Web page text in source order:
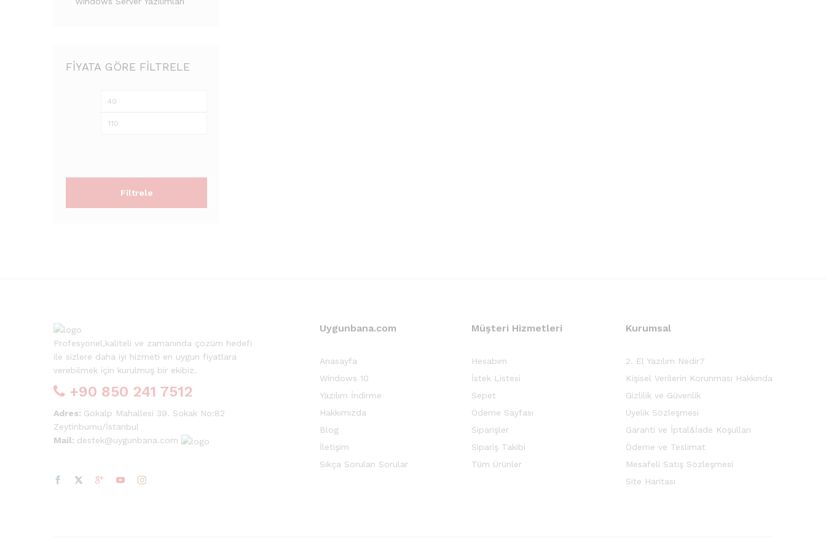
FIYATA GÖRE FILTRELE
Filtrele
Profesyonel,kaliteli ve zamanında çözüm hedefi
ile sizlere daha iyi hizmeti en uygun fiyatlara
verebilmek için kurulmuş bir ekibiz.
+90 850 241 7512
Adres: Gökalp Mahallesi 39. Sokak No:82
Zeytinburnu/İstanbul
Mail: destek@uygunbana.com
Uygunbana.com
Anasayfa
Windows 10
Yazılım İndirme
Hakkımızda
Blog
İletişim
Sıkça Sorulan Sorular
Müşteri Hizmetleri
Hesabım
İstek Listesi
Sepet
Ödeme Sayfası
Siparişler
Sipariş Takibi
Tüm Ürünler
Kurumsal
2. El Yazılım Nedir?
Kişisel Verilerin Korunması Hakkında
Gizlilik ve Güvenlik
Üyelik Sözleşmesi
Garanti ve İptal&İade Koşulları
Ödeme ve Teslimat
Mesafeli Satış Sözleşmesi
Site Haritası